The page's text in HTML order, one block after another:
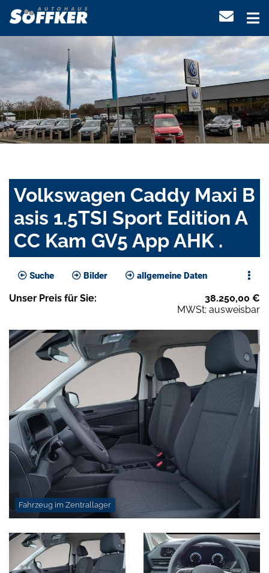
Volkswagen Caddy Maxi B
asis 1.5TSI Sport Edition A
CC Kam GV5 App AHK .
Suche Bilder allgemeine Daten
Unser Preis für Sie: 38.250,00 €
MWSt: ausweisbar
Fahrzeug im Zentrallager